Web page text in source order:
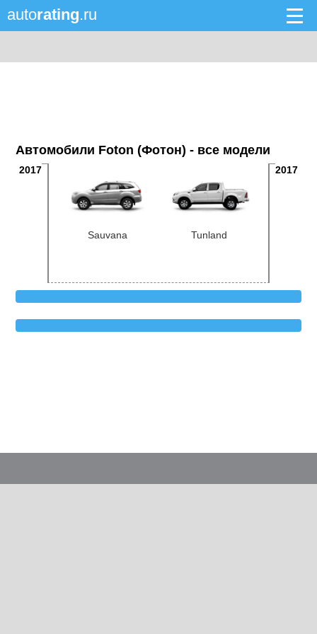
autorating.ru
Автомобили Foton (Фотон) - все модели
2017 2017
Sauvana Tunland